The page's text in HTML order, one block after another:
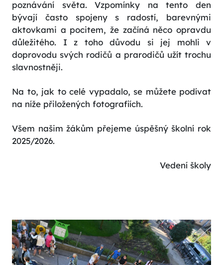
poznávání světa. Vzpomínky na tento den
bývají často spojeny s radostí, barevnými
aktovkami a pocitem, že začíná něco opravdu
důležitého. I z toho důvodu si jej mohli v
doprovodu svých rodičů a prarodičů užít trochu
slavnostněji.
Na to, jak to celé vypadalo, se můžete podívat
na níže přiložených fotografiích.
Všem našim žákům přejeme úspěšný školní rok
2025/2026.
Vedení školy